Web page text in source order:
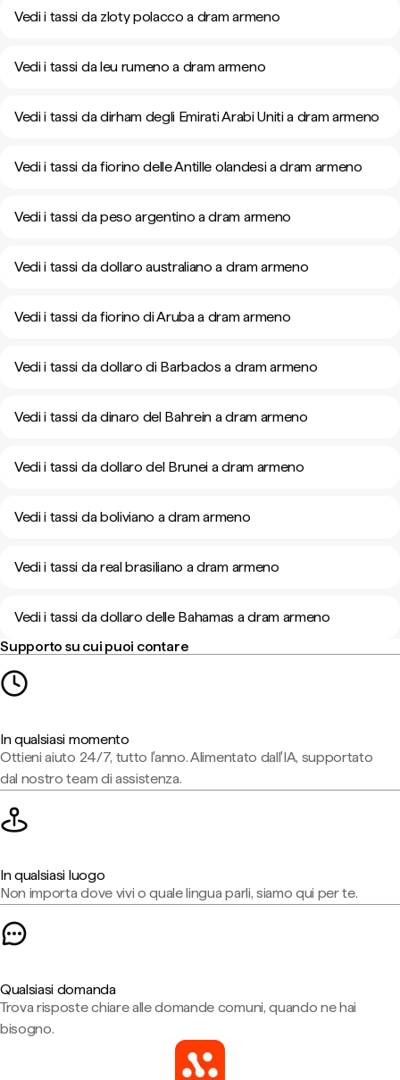
Vedi i tassi da zloty polacco a dram armeno
Vedi i tassi da leu rumeno a dram armeno
Vedi i tassi da dirham degli Emirati Arabi Uniti a dram armeno
Vedi i tassi da fiorino delle Antille olandesi a dram armeno
Vedi i tassi da peso argentino a dram armeno
Vedi i tassi da dollaro australiano a dram armeno
Vedi i tassi da fiorino di Aruba a dram armeno
Vedi i tassi da dollaro di Barbados a dram armeno
Vedi i tassi da dinaro del Bahrein a dram armeno
Vedi i tassi da dollaro del Brunei a dram armeno
Vedi i tassi da boliviano a dram armeno
Vedi i tassi da real brasiliano a dram armeno
Vedi i tassi da dollaro delle Bahamas a dram armeno
Supporto su cui puoi contare
In qualsiasi momento
Ottieni aiuto 24/7, tutto l'anno. Alimentato dall'IA, supportato
dal nostro team di assistenza.
In qualsiasi luogo
Non importa dove vivi o quale lingua parli, siamo qui per te.
Qualsiasi domanda
Trova risposte chiare alle domande comuni, quando ne hai
bisogno.